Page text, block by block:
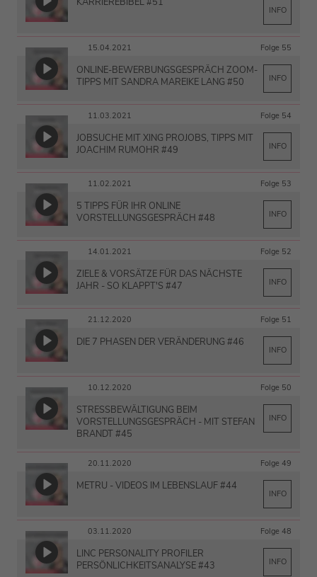
INFO
15.04.2021 Folge 55
ONLINE-BEWERBUNGSGESPRÄCH ZOOM-
TIPPS MIT SANDRA MAREIKE LANG #50
INFO
11.03.2021 Folge 54
JOBSUCHE MIT XING PROJOBS, TIPPS MIT
JOACHIM RUMOHR #49
INFO
11.02.2021 Folge 53
5 TIPPS FÜR IHR ONLINE
VORSTELLUNGSGESPRÄCH #48
INFO
14.01.2021 Folge 52
ZIELE & VORSÄTZE FÜR DAS NÄCHSTE
JAHR - SO KLAPPT'S #47
INFO
21.12.2020 Folge 51
DIE 7 PHASEN DER VERÄNDERUNG #46
INFO
10.12.2020 Folge 50
STRESSBEWÄLTIGUNG BEIM
VORSTELLUNGSGESPRÄCH - MIT STEFAN
BRANDT #45
INFO
20.11.2020 Folge 49
METRU - VIDEOS IM LEBENSLAUF #44
INFO
03.11.2020 Folge 48
LINC PERSONALITY PROFILER
PERSÖNLICHKEITSANALYSE #43
INFO